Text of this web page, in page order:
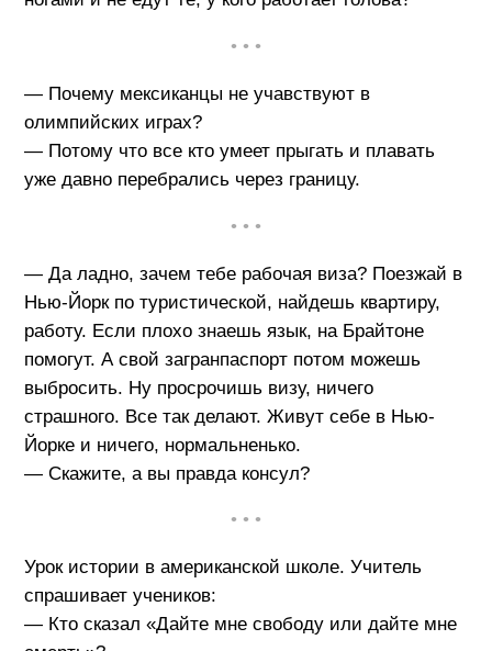
• • •
— Почему мексиканцы не учавствуют в
олимпийских играх?
— Потому что все кто умеет прыгать и плавать
уже давно перебрались через границу.
• • •
— Да ладно, зачем тебе рабочая виза? Поезжай в
Нью-Йорк по туристической, найдешь квартиру,
работу. Если плохо знаешь язык, на Брайтоне
помогут. А свой загранпаспорт потом можешь
выбросить. Ну просрочишь визу, ничего
страшного. Все так делают. Живут себе в Нью-
Йорке и ничего, нормальненько.
— Скажите, а вы правда консул?
• • •
Урок истории в американской школе. Учитель
спрашивает учеников:
— Кто сказал «Дайте мне свободу или дайте мне